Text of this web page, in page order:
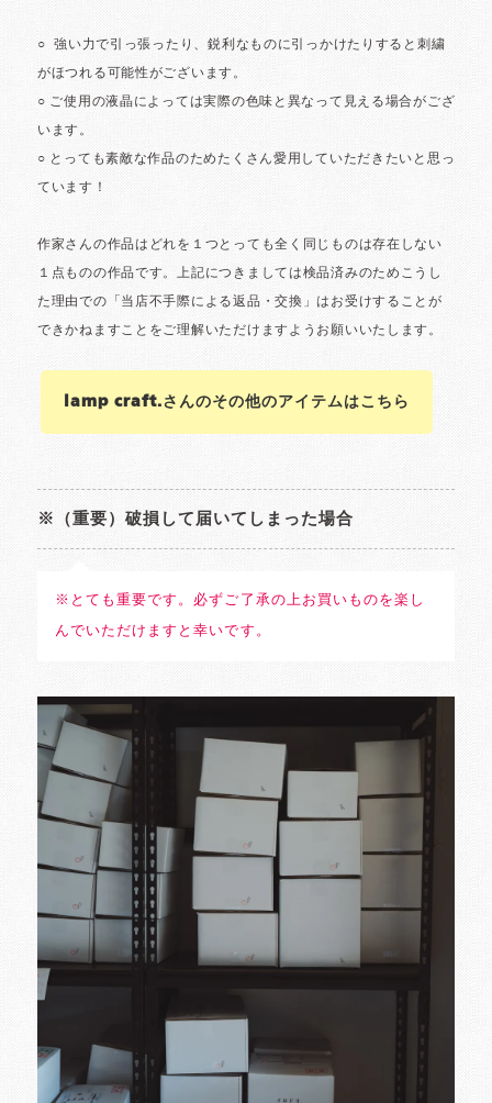
lamp craft.さんのその他のアイテムはこちら
※（重要）破損して届いてしまった場合
※とても重要です。必ずご了承の上お買いものを楽し
んでいただけますと幸いです。